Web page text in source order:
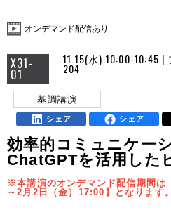
オンデマンド配信あり
X31-
01
11.15(水) 10:00-10:45
204
基調講演
シェア シェア
効率的コミュニケー
ChatGPTを活用した
※本講演のオンデマンド配信期間は
～2月2日（金）17:00】となります。